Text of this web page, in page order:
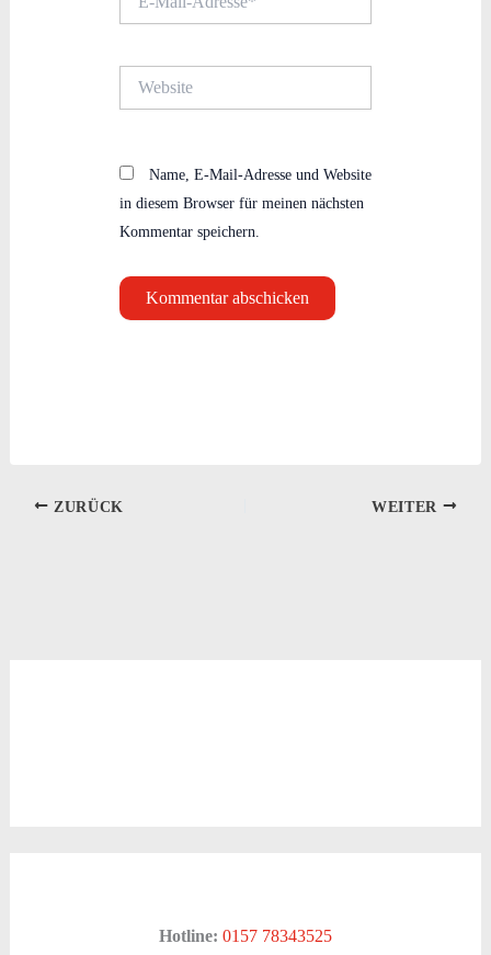
Mail-
Name, E-Mail-Adresse und Website
in diesem Browser für meinen nächsten
Kommentar speichern.
ZURÜCK WEITER
Hotline: 0157 78343525